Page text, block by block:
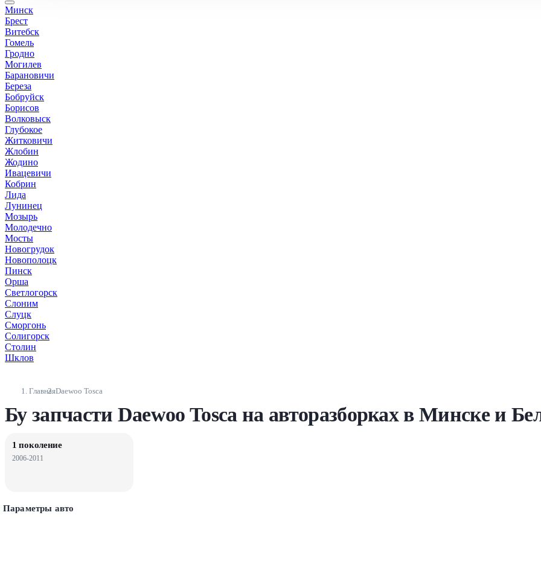
стеклоочистители
топливная система
тормозная система
трансмиссия
электрика
Минск
Брест
Витебск
Гомель
Гродно
Могилев
Барановичи
Береза
Бобруйск
Борисов
Волковыск
Глубокое
Житковичи
Жлобин
Жодино
Ивацевичи
Кобрин
Лида
Лунинец
Мозырь
Молодечно
Мосты
Новогрудок
Новополоцк
Пинск
Орша
Светлогорск
Слоним
Слуцк
Сморгонь
Солигорск
Столин
Шклов
ГлавнаяDaewoo Tosca
Бу запчасти Daewoo Tosca на авторазборках в Минске и
1 поколение
2006-2011
Параметры авто